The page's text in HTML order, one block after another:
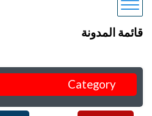
قائمة المدونة
Category